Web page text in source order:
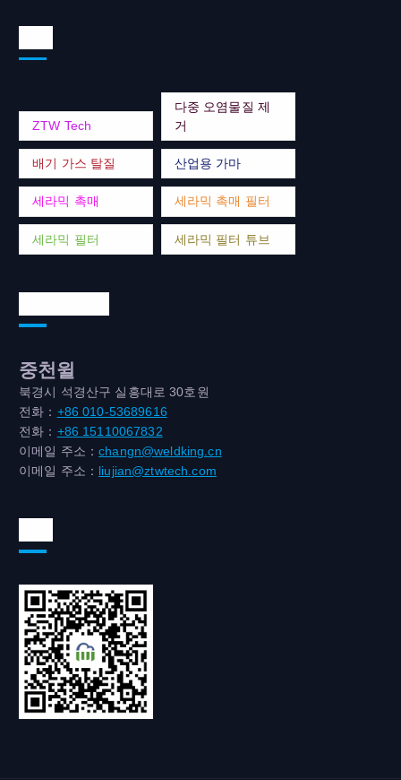
ZTW Tech
다중 오염물질 제
거
배기 가스 탈질 산업용 가마
세라믹 촉매 세라믹 촉매 필터
세라믹 필터 세라믹 필터 튜브
중천윌
북경시 석경산구 실흥대로 30호원
전화： +86 010-53689616
전화： +86 15110067832
이메일 주소：changn@weldking.cn
이메일 주소： liujian@ztwtech.com